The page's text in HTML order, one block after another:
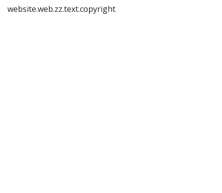
website.web.zz.text.copyright